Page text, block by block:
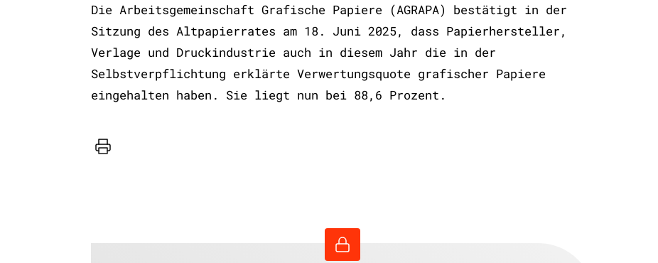
Die Arbeitsgemeinschaft Grafische Papiere (AGRAPA) bestätigt in der
Sitzung des Altpapierrates am 18. Juni 2025, dass Papierhersteller,
Verlage und Druckindustrie auch in diesem Jahr die in der
Selbstverpflichtung erklärte Verwertungsquote grafischer Papiere
eingehalten haben. Sie liegt nun bei 88,6 Prozent.
Drucker